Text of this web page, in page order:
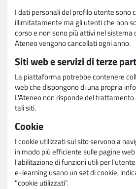
I dati personali del profilo utente sono
illimitatamente ma gli utenti che non
corso e non sono più attivi nel sistema
Ateneo vengono cancellati ogni anno.
Siti web e servizi di terze
La piattaforma potrebbe contenere
web che dispongono di una propria
L'Ateneo non risponde del
tali siti.
Cookie
I cookie utilizzati sul sito servono a
in modo più efficiente sulle pagine
l'abilitazione di funzioni utili per
e-learning usano un set di cookie,
"cookie utilizzati".